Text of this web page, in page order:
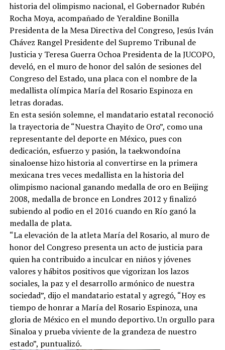
historia del olimpismo nacional, el Gobernador Rubén
Rocha Moya, acompañado de Yeraldine Bonilla
Presidenta de la Mesa Directiva del Congreso, Jesús Iván
Chávez Rangel Presidente del Supremo Tribunal de
Justicia y Teresa Guerra Ochoa Presidenta de la JUCOPO,
develó, en el muro de honor del salón de sesiones del
Congreso del Estado, una placa con el nombre de la
medallista olímpica María del Rosario Espinoza en
letras doradas.
En esta sesión solemne, el mandatario estatal reconoció
la trayectoria de “Nuestra Chayito de Oro”, como una
representante del deporte en México, pues con
dedicación, esfuerzo y pasión, la taekwondoína
sinaloense hizo historia al convertirse en la primera
mexicana tres veces medallista en la historia del
olimpismo nacional ganando medalla de oro en Beijing
2008, medalla de bronce en Londres 2012 y finalizó
subiendo al podio en el 2016 cuando en Río ganó la
medalla de plata.
“La elevación de la atleta María del Rosario, al muro de
honor del Congreso presenta un acto de justicia para
quien ha contribuido a inculcar en niños y jóvenes
valores y hábitos positivos que vigorizan los lazos
sociales, la paz y el desarrollo armónico de nuestra
sociedad”, dijo el mandatario estatal y agregó, “Hoy es
tiempo de honrar a María del Rosario Espinoza, una
gloria de México en el mundo deportivo. Un orgullo para
Sinaloa y prueba viviente de la grandeza de nuestro
estado”, puntualizó.